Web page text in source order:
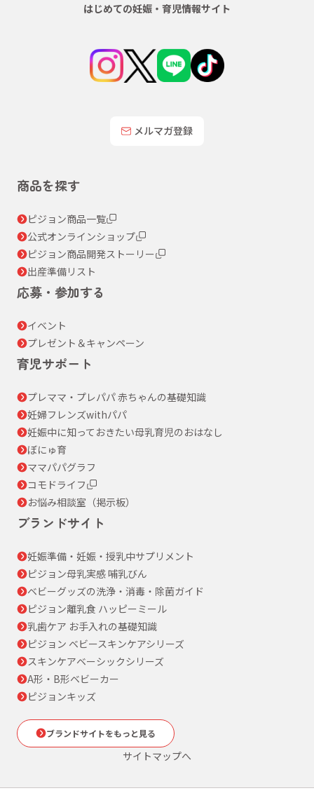
はじめての妊娠・育児情報サイト
メルマガ登録
商品を探す
ピジョン商品一覧
公式オンラインショップ
ピジョン商品開発ストーリー
出産準備リスト
応募・参加する
イベント
プレゼント＆キャンペーン
育児サポート
プレママ・プレパパ 赤ちゃんの基礎知識
妊婦フレンズwithパパ
妊娠中に知っておきたい母乳育児のおはなし
ぼにゅ育
ママパパグラフ
コモドライフ
お悩み相談室（掲示板）
ブランドサイト
妊娠準備・妊娠・授乳中サプリメント
ピジョン母乳実感 哺乳びん
ベビーグッズの洗浄・消毒・除菌ガイド
ピジョン離乳食 ハッピーミール
乳歯ケア お手入れの基礎知識
ピジョン ベビースキンケアシリーズ
スキンケアベーシックシリーズ
A形・B形ベビーカー
ピジョンキッズ
ブランドサイトをもっと見る
サイトマップへ